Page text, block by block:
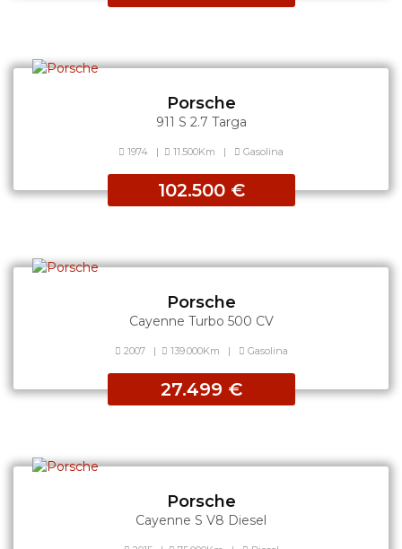
Porsche
911 S 2.7 Targa
1974 | 11.500Km | Gasolina
102.500 €
Porsche
Cayenne Turbo 500 CV
2007 | 139.000Km | Gasolina
27.499 €
Porsche
Cayenne S V8 Diesel